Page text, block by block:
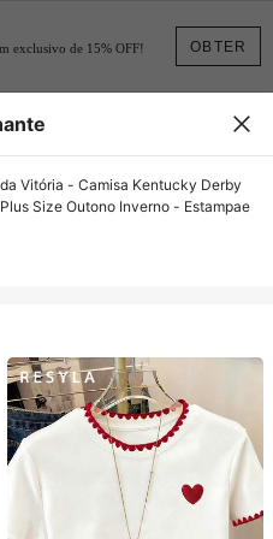
OBTER
exclusivo de 15% OFF!
Vitória - Camisa Kentucky Derby
Size Outono Inverno - Estampae